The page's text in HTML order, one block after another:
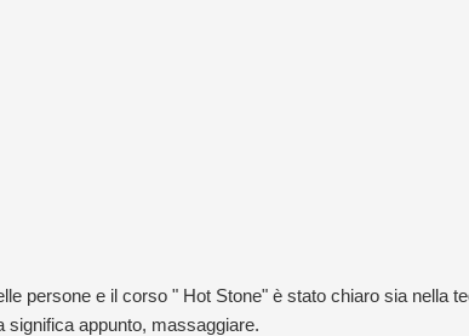
persone e il corso " Hot Stone" è stato chiaro sia nella
appunto, massaggiare.